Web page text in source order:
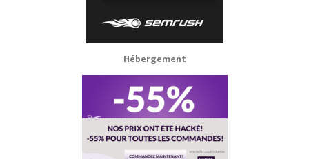
Hébergement